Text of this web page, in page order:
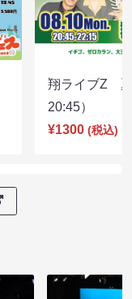
翔ライブZ
20:45）
¥1300 (税込)